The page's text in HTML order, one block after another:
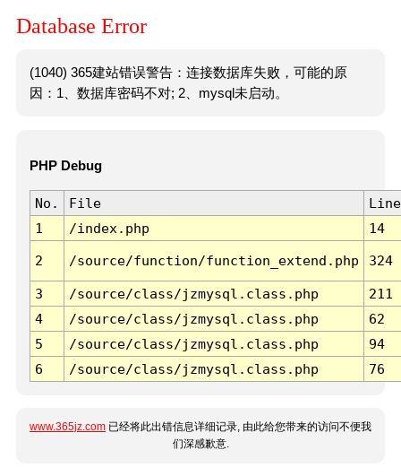
Database Error
(1040) 365建站错误警告：连接数据库失败，可能的原
因：1、数据库密码不对; 2、mysql未启动。
PHP Debug
No. File
Line
1
/index.php 14
2 /source/function/function_extend.php 324
3 /source/class/jzmysql.class.php
211
4
/source/class/jzmysql.class.php
62
5
/source/class/jzmysql.class.php
94
6
/source/class/jzmysql.class.php 76
www.365jz.com 已经将此出错信息详细记录, 由此给您带来的访问不便我
们深感歉意.